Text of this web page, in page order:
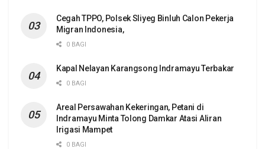
Cegah TPPO, Polsek Sliyeg Binluh Calon Pekerja
Migran Indonesia,
0 BAGI
Kapal Nelayan Karangsong Indramayu Terbakar
0 BAGI
Areal Persawahan Kekeringan, Petani di
Indramayu Minta Tolong Damkar Atasi Aliran
Irigasi Mampet
0 BAGI